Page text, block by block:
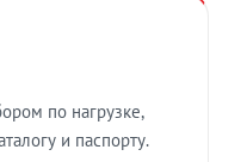
по нагрузке,
и паспорту.